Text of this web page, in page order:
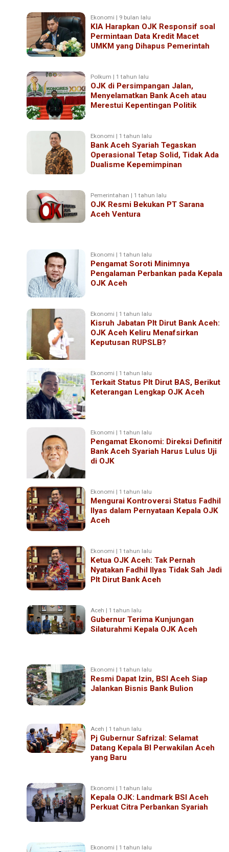
Ekonomi | 9 bulan lalu
KIA Harapkan OJK Responsif soal
Permintaan Data Kredit Macet
UMKM yang Dihapus Pemerintah
Polkum | 1 tahun lalu
OJK di Persimpangan Jalan,
Menyelamatkan Bank Aceh atau
Merestui Kepentingan Politik
Ekonomi | 1 tahun lalu
Bank Aceh Syariah Tegaskan
Operasional Tetap Solid, Tidak Ada
Dualisme Kepemimpinan
Pemerintahan | 1 tahun lalu
OJK Resmi Bekukan PT Sarana
Aceh Ventura
Ekonomi | 1 tahun lalu
Pengamat Soroti Minimnya
Pengalaman Perbankan pada Kepala
OJK Aceh
Ekonomi | 1 tahun lalu
Kisruh Jabatan Plt Dirut Bank Aceh:
OJK Aceh Keliru Menafsirkan
Keputusan RUPSLB?
Ekonomi | 1 tahun lalu
Terkait Status Plt Dirut BAS, Berikut
Keterangan Lengkap OJK Aceh
Ekonomi | 1 tahun lalu
Pengamat Ekonomi: Direksi Definitif
Bank Aceh Syariah Harus Lulus Uji
di OJK
Ekonomi | 1 tahun lalu
Mengurai Kontroversi Status Fadhil
Ilyas dalam Pernyataan Kepala OJK
Aceh
Ekonomi | 1 tahun lalu
Ketua OJK Aceh: Tak Pernah
Nyatakan Fadhil Ilyas Tidak Sah Jadi
Plt Dirut Bank Aceh
Aceh | 1 tahun lalu
Gubernur Terima Kunjungan
Silaturahmi Kepala OJK Aceh
Ekonomi | 1 tahun lalu
Resmi Dapat Izin, BSI Aceh Siap
Jalankan Bisnis Bank Bulion
Aceh | 1 tahun lalu
Pj Gubernur Safrizal: Selamat
Datang Kepala BI Perwakilan Aceh
yang Baru
Ekonomi | 1 tahun lalu
Kepala OJK: Landmark BSI Aceh
Perkuat Citra Perbankan Syariah
Ekonomi | 1 tahun lalu